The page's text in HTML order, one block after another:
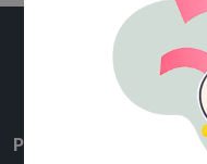
Per conoscerci meglio